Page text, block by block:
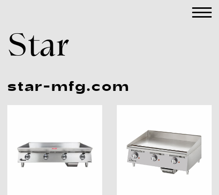
Star
star-mfg.com